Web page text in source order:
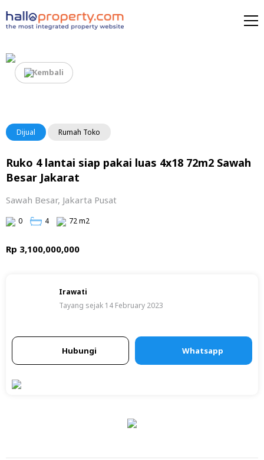
Kembali
Dijual Rumah Toko
Ruko 4 lantai siap pakai luas 4x18 72m2 Sawah
Besar Jakarat
Sawah Besar, Jakarta Pusat
0 4 72 m2
Rp 3,100,000,000
Irawati
Tayang sejak 14 February 2023
Hubungi Whatsapp